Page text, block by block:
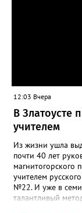
12:03 Вчера
В Златоусте
учителем
Из жизни ушла
почти 40 лет
магнитогорского
учителем
№22. И уже в
талантливый